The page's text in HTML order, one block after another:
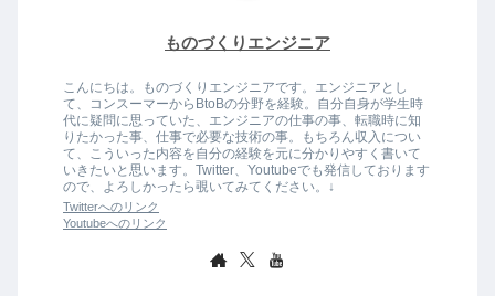
ものづくりエンジニア
こんにちは。ものづくりエンジニアです。エンジニアとし
て、コンスーマーからBtoBの分野を経験。自分自身が学生時
代に疑問に思っていた、エンジニアの仕事の事、転職時に知
りたかった事、仕事で必要な技術の事。もちろん収入につい
て、こういった内容を自分の経験を元に分かりやすく書いて
いきたいと思います。Twitter、Youtubeでも発信しております
ので、よろしかったら覗いてみてください。↓
Twitterへのリンク
Youtubeへのリンク